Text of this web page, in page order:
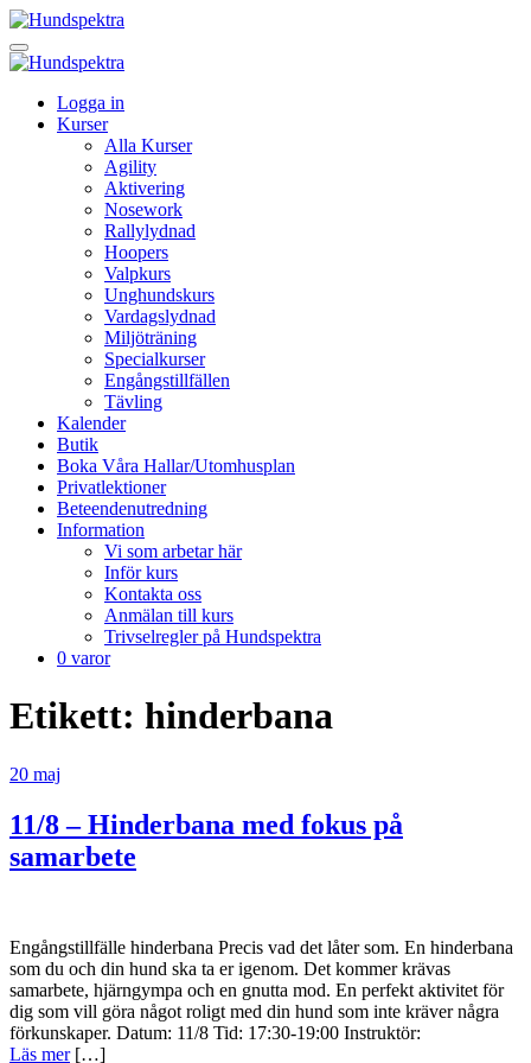
Logga in
Kurser
Alla Kurser
Agility
Aktivering
Nosework
Rallylydnad
Hoopers
Valpkurs
Unghundskurs
Vardagslydnad
Miljöträning
Specialkurser
Engångstillfällen
Tävling
Kalender
Butik
Boka Våra Hallar/Utomhusplan
Privatlektioner
Beteendenutredning
Information
Vi som arbetar här
Inför kurs
Kontakta oss
Anmälan till kurs
Trivselregler på Hundspektra
0 varor
Etikett: hinderbana
20 maj
11/8 – Hinderbana med fokus på
samarbete
Engångstillfälle hinderbana Precis vad det låter som. En hinderbana
som du och din hund ska ta er igenom. Det kommer krävas
samarbete, hjärngympa och en gnutta mod. En perfekt aktivitet för
dig som vill göra något roligt med din hund som inte kräver några
förkunskaper. Datum: 11/8 Tid: 17:30-19:00 Instruktör:
Läs mer[…]